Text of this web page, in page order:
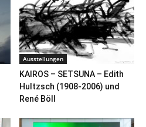
Ausstellungen
KAIROS – SETSUNA – Edith
Hultzsch (1908-2006) und
René Böll